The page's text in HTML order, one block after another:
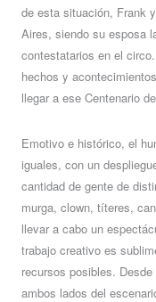
de esta situación, Frank
Aires, siendo su esposa
contestatarios en el
hechos y
llegar a ese Centenario
Emotivo e histórico, el
iguales, con un
cantidad de gente de
murga, clown, títeres,
llevar a cabo un
trabajo creativo es
recursos posibles.
ambos lados del